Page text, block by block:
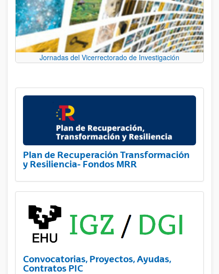
Jornadas del Vicerrectorado de Investigación
Plan de Recuperación Transformación
y Resiliencia- Fondos MRR
Convocatorias, Proyectos, Ayudas,
Contratos PIC